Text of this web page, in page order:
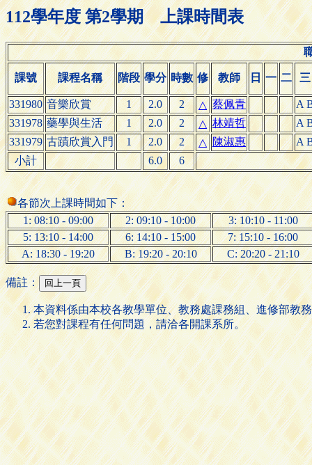
112學年度 第2學期 上課時間表
課號 課程名稱 階段 學分 時數 修 教師 日 一 二 三
331980 音樂欣賞 1 2.0 2 △ 蔡佩青
A
331978 藥學與生活 1 2.0 2 △ 林靖哲
A
331979 古蹟欣賞入門 1 2.0 2 △ 陳淑惠
A
小計
6.0 6
各節次上課時間如下：
1: 08:10 - 09:00
2: 09:10 - 10:00
3: 10:10 - 11:00
5: 13:10 - 14:00
6: 14:10 - 15:00
7: 15:10 - 16:00
A: 18:30 - 19:20
B: 19:20 - 20:10 C: 20:20 - 21:10
備註：
本資料係由本校各教學單位、教務處課務組、進修部教
若您對課程有任何問題，請洽各開課系所。